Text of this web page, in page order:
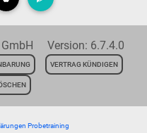
Version: 6.7.4.0
VERTRAG KÜNDIGEN
Probetraining